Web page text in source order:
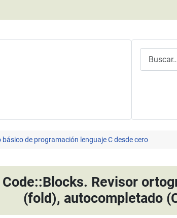
básico de programación lenguaje C desde cero
Revisor
(fold), autocompletado